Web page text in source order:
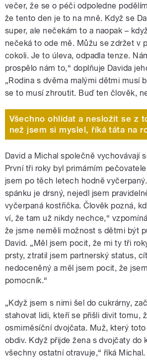
večer, že se o péči odpoledne
že tento den je to na mně. Když se
super, ale nečekám to a naopak –
nečeká to ode mě. Můžu se zdržet v
cokoli. Je to úleva, odpadla tenze.
prospělo nám to,“ doplňuje Davida
„Rodina s dvěma malými dětmi musí
se to musí zhroutit. Buď ten člověk,
Všechno ohlídat a nesložit se z
než jsem si myslel, říká táta na
David a Michal společně vychovávají
První tři roky byl primárním
jsem po těch letech hodně
spánku je drsný, nejedl jsem
vyčerpaná kostřička. Člověk pozná,
ví, že tam už nikdy nechce,“
že jsme neměli možnost s dětmi být
David. „Měl jsem pocit, že mi ty tři
prsty, ztratil jsem partnerský status,
nedoceněný a měl jsem pocit, že
pomocník.“
„Když jsem s nimi šel do cukrárny,
stahovat lidi, kteří se přišli divit tomu,
osmiměsíční dvojčata. Muž, který
obdiv. Když přijde žena s dvojčaty do
všechny ostatní otravuje,“ říká Michal.